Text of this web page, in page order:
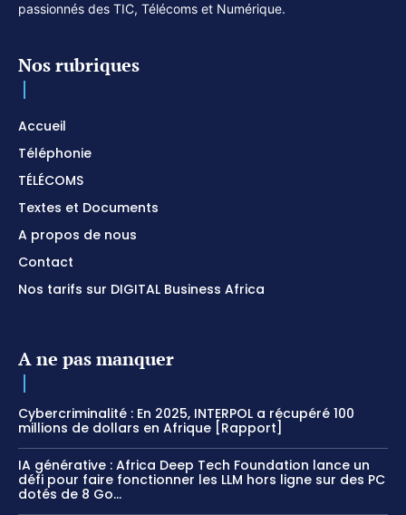
passionnés des TIC, Télécoms et Numérique.
Nos rubriques
Accueil
Téléphonie
TÉLÉCOMS
Textes et Documents
A propos de nous
Contact
Nos tarifs sur DIGITAL Business Africa
A ne pas manquer
Cybercriminalité : En 2025, INTERPOL a récupéré 100
millions de dollars en Afrique [Rapport]
IA générative : Africa Deep Tech Foundation lance un
défi pour faire fonctionner les LLM hors ligne sur des PC
dotés de 8 Go...